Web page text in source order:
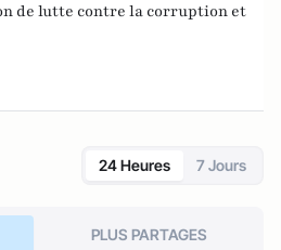
de lutte contre la corruption et
24 Heures 7 Jours
PLUS PARTAGES